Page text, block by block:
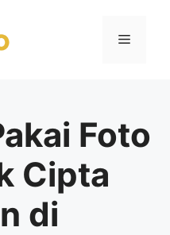
Menu
Foto
Cipta
di